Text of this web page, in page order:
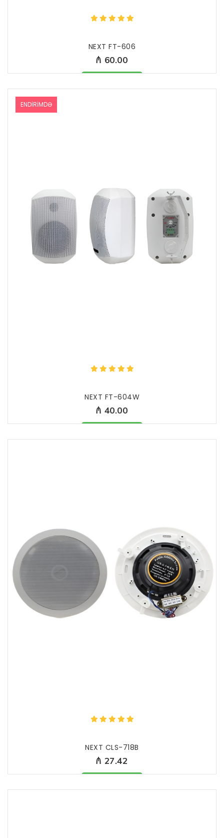
NEXT FT-606
₼ 60.00
Məhsul mövcüddur
ENDIRIMDƏ
NEXT FT-604W
₼ 40.00
Məhsul mövcüddur
NEXT CLS-718B
₼ 27.42
Məhsul mövcüddur